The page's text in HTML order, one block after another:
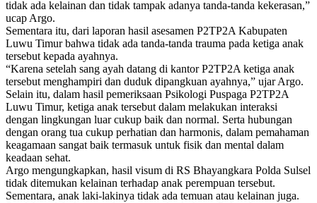
tidak ada kelainan dan tidak tampak adanya tanda-tanda kekerasan,”
ucap Argo.
Sementara itu, dari laporan hasil asesamen P2TP2A Kabupaten
Luwu Timur bahwa tidak ada tanda-tanda trauma pada ketiga anak
tersebut kepada ayahnya.
“Karena setelah sang ayah datang di kantor P2TP2A ketiga anak
tersebut menghampiri dan duduk dipangkuan ayahnya,” ujar Argo.
Selain itu, dalam hasil pemeriksaan Psikologi Puspaga P2TP2A
Luwu Timur, ketiga anak tersebut dalam melakukan interaksi
dengan lingkungan luar cukup baik dan normal. Serta hubungan
dengan orang tua cukup perhatian dan harmonis, dalam pemahaman
keagamaan sangat baik termasuk untuk fisik dan mental dalam
keadaan sehat.
Argo mengungkapkan, hasil visum di RS Bhayangkara Polda Sulsel
tidak ditemukan kelainan terhadap anak perempuan tersebut.
Sementara, anak laki-lakinya tidak ada temuan atau kelainan juga.